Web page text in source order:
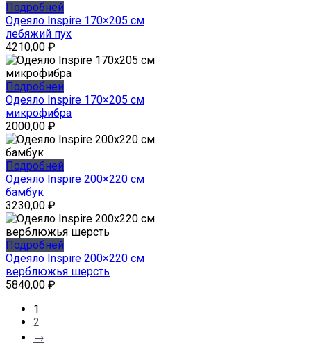
Подробней
Одеяло Inspire 170×205 см
лебяжий пух
4210,00 ₽
Подробней
Одеяло Inspire 170×205 см
микрофибра
2000,00 ₽
Подробней
Одеяло Inspire 200×220 см
бамбук
3230,00 ₽
Подробней
Одеяло Inspire 200×220 см
верблюжья шерсть
5840,00 ₽
1
2
→